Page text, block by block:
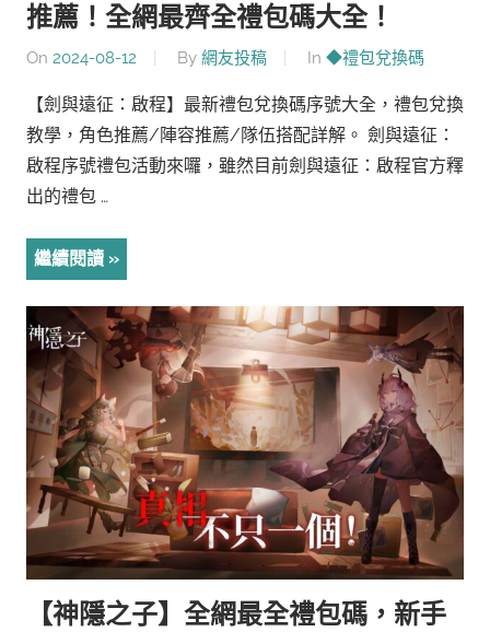
推薦！全網最齊全禮包碼大全！
On 2024-08-12 By 網友投稿 In ◆禮包兌換碼
【劍與遠征：啟程】最新禮包兌換碼序號大全，禮包兌換
教學，角色推薦/陣容推薦/隊伍搭配詳解。 劍與遠征：
啟程序號禮包活動來囉，雖然目前劍與遠征：啟程官方釋
出的禮包 …
繼續閱讀
【神隱之子】全網最全禮包碼，新手